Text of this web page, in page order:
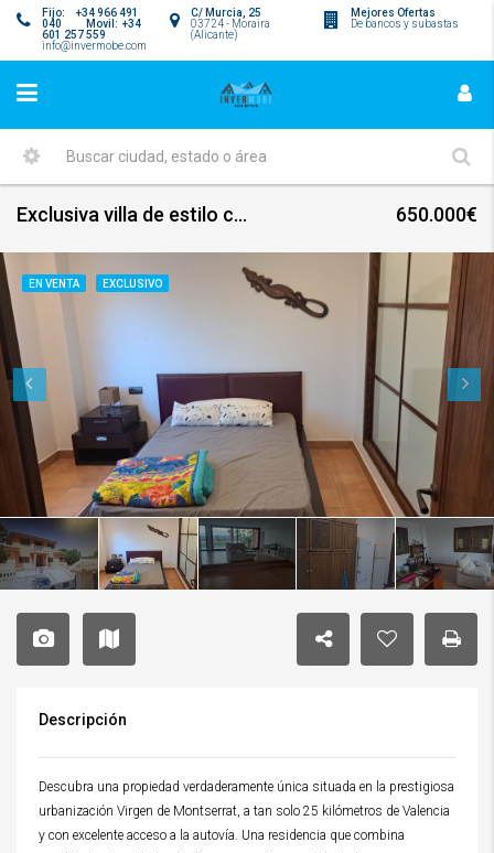
Mejores Ofertas
De bancos y subastas
C/ Murcia, 25
03724 - Moraira
(Alicante)
Fijo: +34 966 491
040 Movil: +34
601 257 559
info@invermobe.com
Exclusiva villa de estilo colonial con vistas panorámicas a Valencia y al mar 650.000€
EN VENTA EXCLUSIVO
Descripción
Descubra una propiedad verdaderamente única situada en la prestigiosa
urbanización Virgen de Montserrat, a tan solo 25 kilómetros de Valencia
y con excelente acceso a la autovía. Una residencia que combina